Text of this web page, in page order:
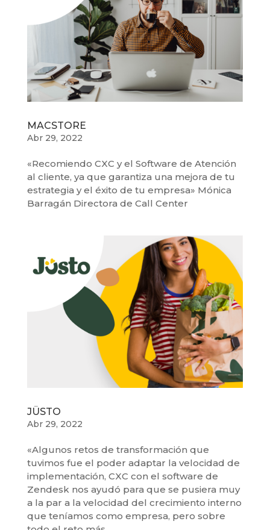
MACSTORE
Abr 29, 2022
«Recomiendo CXC y el Software de Atención
al cliente, ya que garantiza una mejora de tu
estrategia y el éxito de tu empresa» Mónica
Barragán Directora de Call Center
JÜSTO
Abr 29, 2022
«Algunos retos de transformación que
tuvimos fue el poder adaptar la velocidad de
implementación, CXC con el software de
Zendesk nos ayudó para que se pusiera muy
a la par a la velocidad del crecimiento interno
que teníamos como empresa, pero sobre